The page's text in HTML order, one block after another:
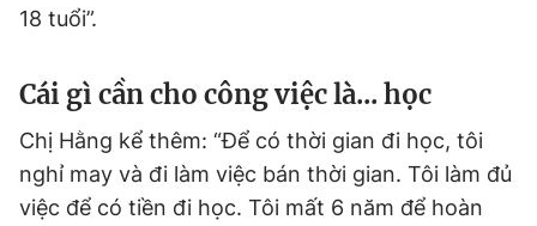
18 tuổi”.
Cái gì cần cho công việc là... học
Chị Hằng kể thêm: “Để có thời gian đi học, tôi
nghỉ may và đi làm việc bán thời gian. Tôi làm đủ
việc để có tiền đi học. Tôi mất 6 năm để hoàn